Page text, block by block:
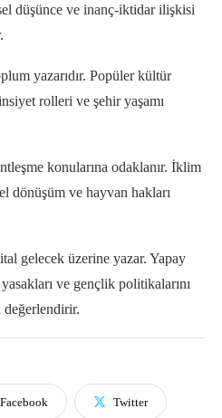
düşünce ve inanç-iktidar ilişkisi
yazarıdır. Popüler kültür
rolleri ve şehir yaşamı
konularına odaklanır. İklim
dönüşüm ve hayvan hakları
gelecek üzerine yazar. Yapay
ve gençlik politikalarını
değerlendirir.
Facebook Twitter